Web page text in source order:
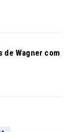
de Wagner com